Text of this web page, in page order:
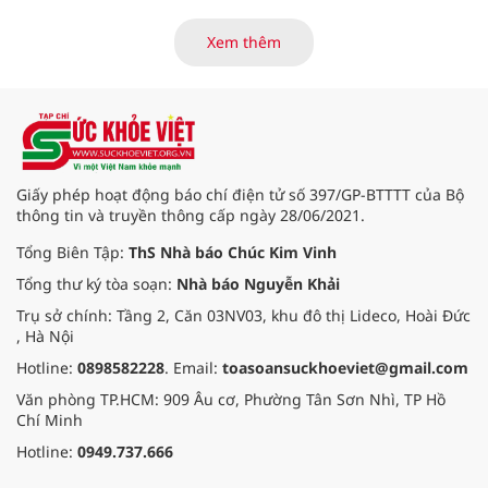
cường hậu kiểm, ứng dụng chuyển
đổi số, kiểm soát nguy cơ theo toàn
Xem thêm
Giấy phép hoạt động báo chí điện tử số 397/GP-BTTTT của Bộ
thông tin và truyền thông cấp ngày 28/06/2021.
Tổng Biên Tập: ThS Nhà báo Chúc Kim Vinh
Tổng thư ký tòa soạn: Nhà báo Nguyễn Khải
Trụ sở chính: Tầng 2, Căn 03NV03, khu đô thị Lideco, Hoài Đức
, Hà Nội
Hotline: 0898582228. Email: toasoansuckhoeviet@gmail.com
Văn phòng TP.HCM: 909 Âu cơ, Phường Tân Sơn Nhì, TP Hồ
Chí Minh
Hotline: 0949.737.666